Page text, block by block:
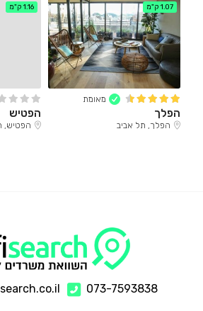
מאומת
1.07 ק"מ
הפלך
הפלך, תל אביב
1.16 ק"מ
הפטיש
הפטיש,
073-7593838